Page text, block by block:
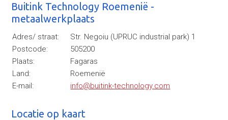
Buitink Technology Roemenië -
metaalwerkplaats
Adres/ straat:
Str. Negoiu (UPRUC industrial park) 1
Postcode:
505200
Plaats:
Fagaras
Land:
Roemenië
E-mail:
info@buitink-technology.com
Locatie op kaart